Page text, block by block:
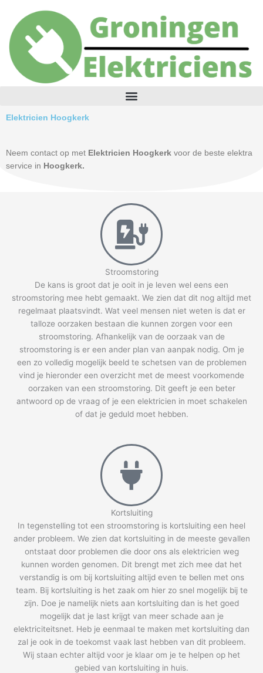
content
Elektricien Hoogkerk
Neem contact op met Elektricien Hoogkerk voor de beste elektra
service in Hoogkerk.
Stroomstoring
De kans is groot dat je ooit in je leven wel eens een
stroomstoring mee hebt gemaakt. We zien dat dit nog altijd met
regelmaat plaatsvindt. Wat veel mensen niet weten is dat er
talloze oorzaken bestaan die kunnen zorgen voor een
stroomstoring. Afhankelijk van de oorzaak van de
stroomstoring is er een ander plan van aanpak nodig. Om je
een zo volledig mogelijk beeld te schetsen van de problemen
vind je hieronder een overzicht met de meest voorkomende
oorzaken van een stroomstoring. Dit geeft je een beter
antwoord op de vraag of je een elektricien in moet schakelen
of dat je geduld moet hebben.
Kortsluiting
In tegenstelling tot een stroomstoring is kortsluiting een heel
ander probleem. We zien dat kortsluiting in de meeste gevallen
ontstaat door problemen die door ons als elektricien weg
kunnen worden genomen. Dit brengt met zich mee dat het
verstandig is om bij kortsluiting altijd even te bellen met ons
team. Bij kortsluiting is het zaak om hier zo snel mogelijk bij te
zijn. Doe je namelijk niets aan kortsluiting dan is het goed
mogelijk dat je last krijgt van meer schade aan je
elektriciteitsnet. Heb je eenmaal te maken met kortsluiting dan
zal je ook in de toekomst vaak last hebben van dit probleem.
Wij staan echter altijd voor je klaar om je te helpen op het
gebied van kortsluiting in huis.